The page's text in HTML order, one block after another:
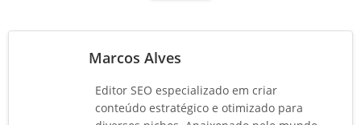
Marcos Alves
Editor SEO especializado em criar
conteúdo estratégico e otimizado para